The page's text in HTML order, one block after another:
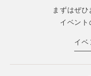
まずはぜ
イベント
イベ